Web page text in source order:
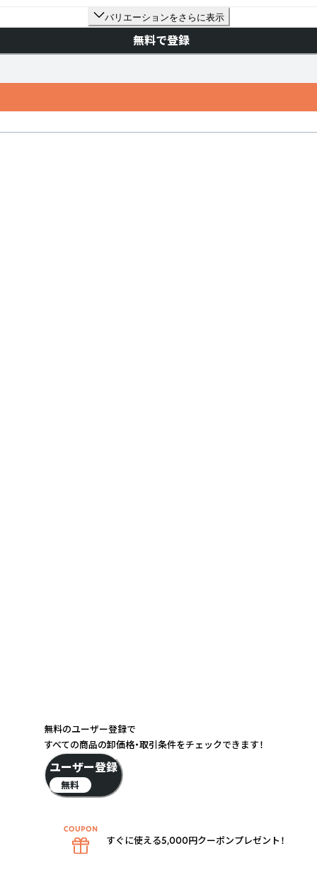
バリエーションをさらに表示
無料で登録
無料のユーザー登録で
すべての商品の卸価格・取引条件をチェックできます！
ユーザー登録
無料
すぐに使える5,000円クーポンプレゼント！